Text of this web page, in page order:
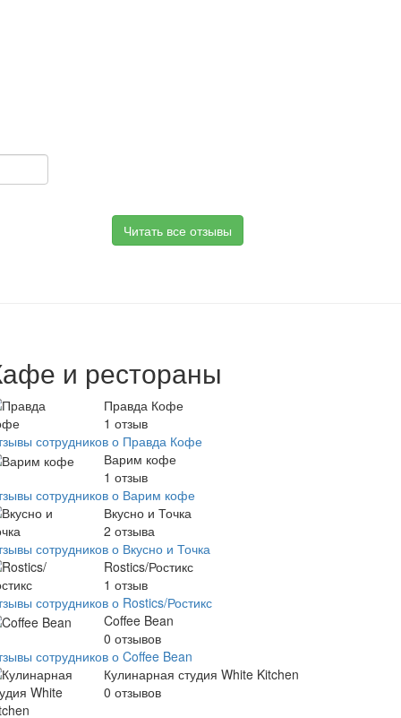
Читать все отзывы
и рестораны
Правда Кофе
1 отзыв
сотрудников о Правда Кофе
Варим кофе
1 отзыв
сотрудников о Варим кофе
Вкусно и Точка
2 отзыва
сотрудников о Вкусно и Точка
Rostics/Ростикс
1 отзыв
сотрудников о Rostics/Ростикс
Coffee Bean
0 отзывов
сотрудников о Coffee Bean
Кулинарная студия White Kitchen
0 отзывов